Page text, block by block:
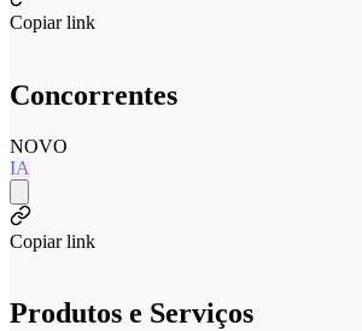
Copiar link
Concorrentes
NOVO
IA
Copiar link
Produtos e Serviços